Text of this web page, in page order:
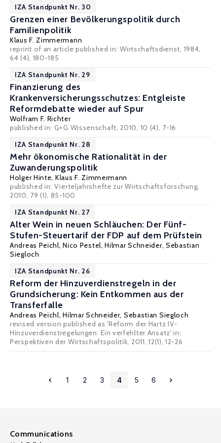
IZA Standpunkt Nr. 30
Grenzen einer Bevölkerungspolitik durch
Familienpolitik
Klaus F. Zimmermann
reprint of an article published in: Wirtschaftsdienst, 1984,
64 (4), 180-185
IZA Standpunkt Nr. 29
Finanzierung des
Krankenversicherungsschutzes: Entgleiste
Reformdebatte wieder auf Spur
Wolfram F. Richter
published in: G+G Wissenschaft, 2010, 10 (4), 7-16
IZA Standpunkt Nr. 28
Mehr ökonomische Rationalität in der
Zuwanderungspolitik
Holger Hinte, Klaus F. Zimmermann
published in: Vierteljahrshefte zur Wirtschaftsforschung,
2010, 79 (1), 85-100
IZA Standpunkt Nr. 27
Alter Wein in neuen Schläuchen: Der Fünf-
Stufen-Steuertarif der FDP auf dem Prüfstein
Andreas Peichl,Nico Pestel,Hilmar Schneider, Sebastian
Siegloch
IZA Standpunkt Nr. 26
Reform der Hinzuverdienstregeln in der
Grundsicherung: Kein Entkommen aus der
Transferfalle
Andreas Peichl,Hilmar Schneider, Sebastian Siegloch
revised version published as 'Reform der Hartz IV-
Hinzuverdienstregelungen: Ein verfehlter Ansatz' in:
Perspektiven der Wirtschaftspolitik, 2011, 12(1), 12-26
1 2 3 4 5 6
Communications